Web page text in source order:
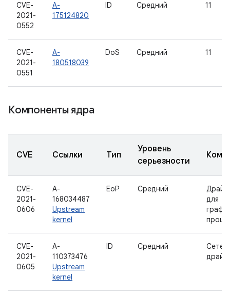
CVE-
2021-
0552
A-
175124820
ID Средний 11
CVE-
2021-
0551
A-
180518039
DoS Средний 11
Компоненты ядра
CVE Ссылки Тип
Уровень
серьезности
CVE-
2021-
0606
A-
168034487
Upstream
kernel
EoP Средний
для
CVE-
2021-
0605
A-
110373476
Upstream
kernel
ID Средний